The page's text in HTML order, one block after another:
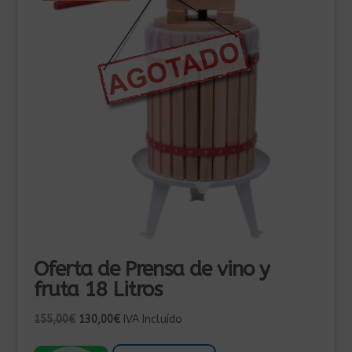
Oferta de Prensa de vino y
fruta 18 Litros
155,00€ El
130,00€ElIVA Incluído